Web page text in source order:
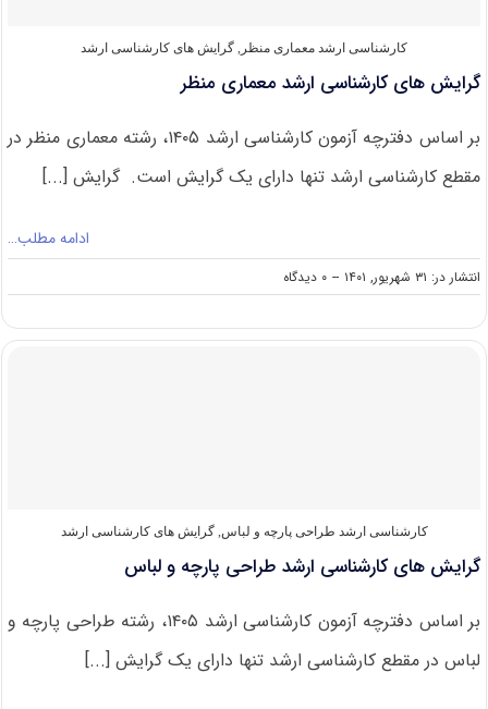
کارشناسی ارشد معماری منظر , گرایش های کارشناسی ارشد
گرایش های کارشناسی ارشد معماری منظر
بر اساس دفترچه آزمون کارشناسی ارشد ۱۴۰۵، رشته معماری منظر در
مقطع کارشناسی ارشد تنها دارای یک گرایش است. گرایش [...]
ادامه مطلب…
انتشار در: ۳۱ شهریور, ۱۴۰۱ -- ۰ دیدگاه
on
گرایش
کارشناسی
کارشناسی ارشد طراحی پارچه و لباس,گرایش های کارشناسی ارشد
گرایش های کارشناسی ارشد طراحی پارچه و لباس
بر اساس دفترچه آزمون کارشناسی ارشد ۱۴۰۵، رشته طراحی پارچه و
لباس در مقطع کارشناسی ارشد تنها دارای یک گرایش [...]